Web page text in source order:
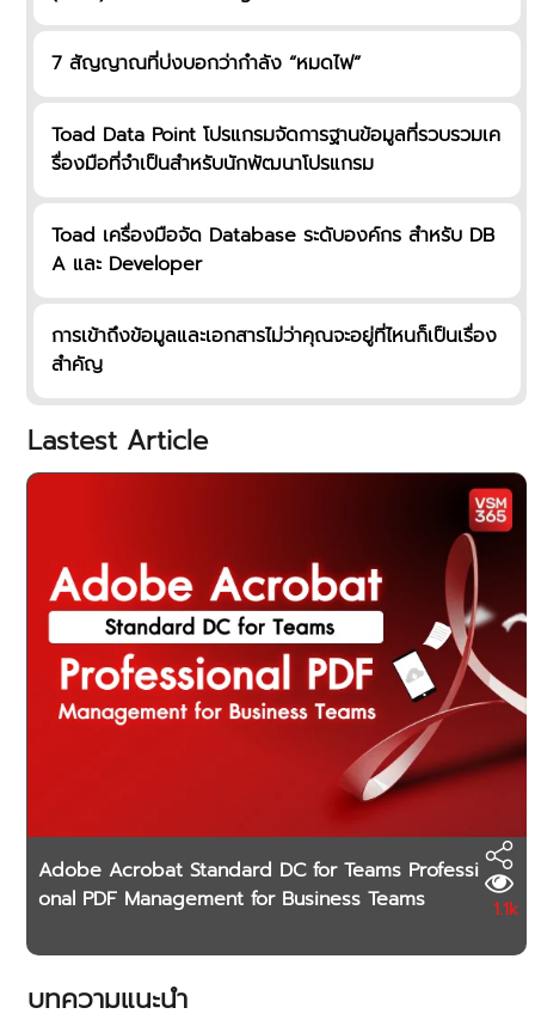
7 สัญญาณที่บ่งบอกว่ากำลัง “หมดไฟ”
Toad Data Point โปรแกรมจัดการฐานข้อมูลที่รวบรวมเค
รื่องมือที่จำเป็นสำหรับนักพัฒนาโปรแกรม
Toad เครื่องมือจัด Database ระดับองค์กร สำหรับ DB
A และ Developer
การเข้าถึงข้อมูลและเอกสารไม่ว่าคุณจะอยู่ที่ไหนก็เป็นเรื่อง
สำคัญ
Lastest Article
Adobe Acrobat Standard DC for Teams Professi
onal PDF Management for Business Teams
1.1k
บทความแนะนำ